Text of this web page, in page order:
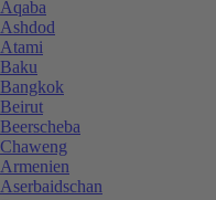
Aqaba
Ashdod
Atami
Baku
Bangkok
Beirut
Beerscheba
Chaweng
Armenien
Aserbaidschan